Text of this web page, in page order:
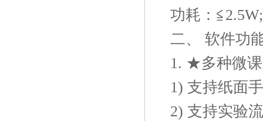
功耗：≦2.5W;
二、 软件功
1. ★多种微
1) 支持纸面
2) 支持实验